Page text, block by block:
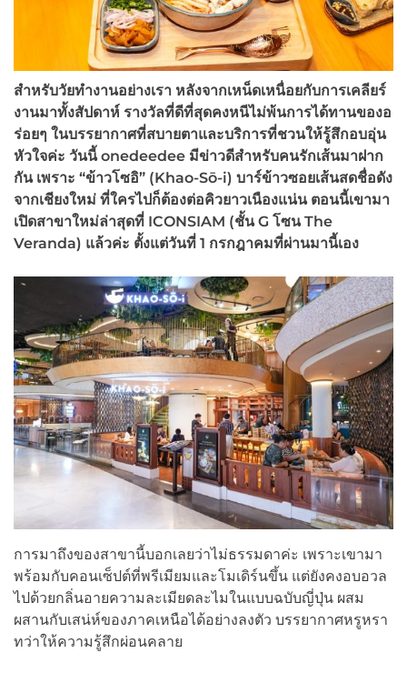
สำหรับวัยทำงานอย่างเรา หลังจากเหน็ดเหนื่อยกับการเคลียร์
งานมาทั้งสัปดาห์ รางวัลที่ดีที่สุดคงหนีไม่พ้นการได้ทานของอ
ร่อยๆ ในบรรยากาศที่สบายตาและบริการที่ชวนให้รู้สึกอบอุ่น
หัวใจค่ะ วันนี้ onedeedee มีข่าวดีสำหรับคนรักเส้นมาฝาก
กัน เพราะ “ข้าวโซอิ” (Khao-Sō-i) บาร์ข้าวซอยเส้นสดชื่อดัง
จากเชียงใหม่ ที่ใครไปก็ต้องต่อคิวยาวเนืองแน่น ตอนนี้เขามา
เปิดสาขาใหม่ล่าสุดที่ ICONSIAM (ชั้น G โซน The
Veranda) แล้วค่ะ ตั้งแต่วันที่ 1 กรกฎาคมที่ผ่านมานี้เอง
การมาถึงของสาขานี้บอกเลยว่าไม่ธรรมดาค่ะ เพราะเขามา
พร้อมกับคอนเซ็ปต์ที่พรีเมียมและโมเดิร์นขึ้น แต่ยังคงอบอวล
ไปด้วยกลิ่นอายความละเมียดละไมในแบบฉบับญี่ปุ่น ผสม
ผสานกับเสน่ห์ของภาคเหนือได้อย่างลงตัว บรรยากาศหรูหรา
ทว่าให้ความรู้สึกผ่อนคลาย